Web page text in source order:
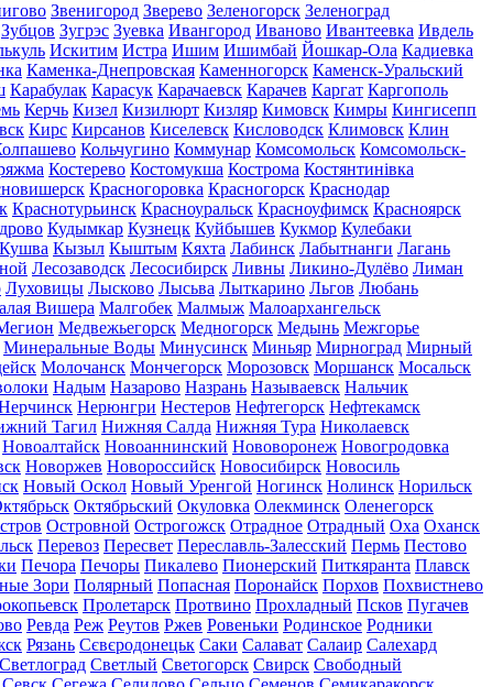
Звенигород Зверево Зеленогорск Зеленоград
Зубцов Зугрэс Зуевка Ивангород Иваново Ивантеевка Ивдель
Искитим Истра Ишим Ишимбай Йошкар-Ола Кадиевка
Каменка-Днепровская Каменногорск Каменск-Уральский
Карабулак Карасук Карачаевск Карачев Каргат Каргополь
Керчь Кизел Кизилюрт Кизляр Кимовск Кимры Кингисепп
Кирс Кирсанов Киселевск Кисловодск Климовск Клин
Кольчугино Коммунар Комсомольск Комсомольск-
Костерево Костомукша Кострома Костянтинівка
Красногоровка Красногорск Краснодар
Краснотурьинск Красноуральск Красноуфимск Красноярск
Кудымкар Кузнецк Куйбышев Кукмор Кулебаки
Кушва Кызыл Кыштым Кяхта Лабинск Лабытнанги Лагань
Лесозаводск Лесосибирск Ливны Ликино-Дулёво Лиман
Луховицы Лысково Лысьва Лыткарино Льгов Любань
Вишера Малгобек Малмыж Малоархангельск
Медвежьегорск Медногорск Медынь Межгорье
Минеральные Воды Минусинск Миньяр Мирноград Мирный
Молочанск Мончегорск Морозовск Моршанск Мосальск
Надым Назарово Назрань Называевск Нальчик
Нерюнгри Нестеров Нефтегорск Нефтекамск
Тагил Нижняя Салда Нижняя Тура Николаевск
Новоалтайск Новоаннинский Нововоронеж Новогродовка
Новоржев Новороссийск Новосибирск Новосиль
Новый Оскол Новый Уренгой Ногинск Нолинск Норильск
Октябрьский Окуловка Олекминск Оленегорск
Островной Острогожск Отрадное Отрадный Оха Оханск
Перевоз Пересвет Переславль-Залесский Пермь Пестово
Печора Печоры Пикалево Пионерский Питкяранта Плавск
Зори Полярный Попасная Поронайск Порхов Похвистнево
Пролетарск Протвино Прохладный Псков Пугачев
Ревда Реж Реутов Ржев Ровеньки Родинское Родники
Рязань Сєвєродонецьк Саки Салават Салаир Салехард
Светлоград Светлый Светогорск Свирск Свободный